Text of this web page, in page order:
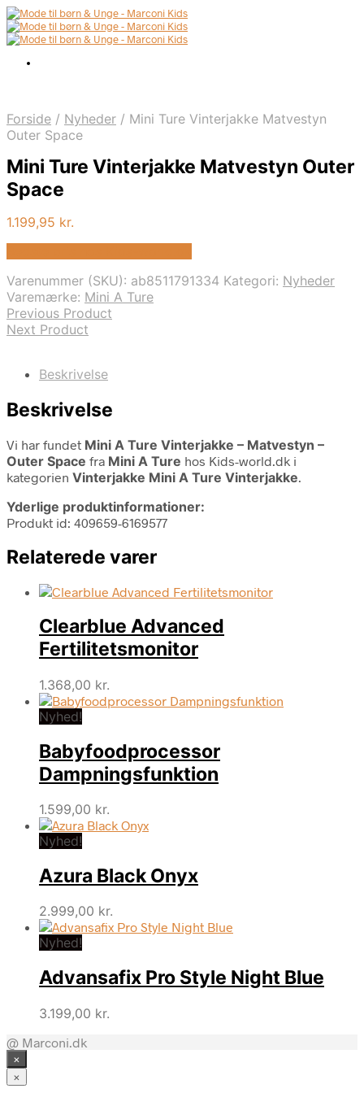
Forside / Nyheder / Mini Ture Vinterjakke Matvestyn
Outer Space
Mini Ture Vinterjakke Matvestyn Outer
Space
1.199,95 kr.
Varenummer (SKU): ab8511791334 Kategori: Nyheder
Varemærke: Mini A Ture
Previous Product
Next Product
Beskrivelse
Beskrivelse
Vi har fundet Mini A Ture Vinterjakke – Matvestyn –
Outer Space fra Mini A Ture hos Kids-world.dk i
kategorien Vinterjakke Mini A Ture Vinterjakke.
Yderlige produktinformationer:
Produkt id: 409659-6169577
Relaterede varer
Clearblue Advanced
Fertilitetsmonitor
1.368,00 kr.
Nyhed!
Babyfoodprocessor
Dampningsfunktion
1.599,00 kr.
Nyhed!
Azura Black Onyx
2.999,00 kr.
Nyhed!
Advansafix Pro Style Night Blue
3.199,00 kr.
@ Marconi.dk
×
×